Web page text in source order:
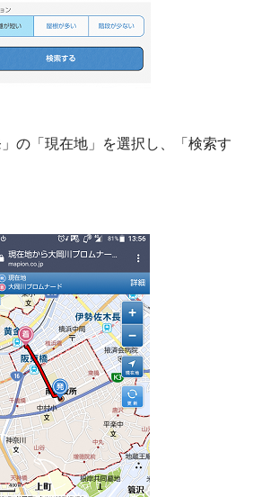
の「現在地」を選択し、「検索す